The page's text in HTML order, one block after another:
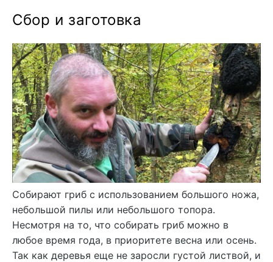
Сбор и заготовка
Собирают гриб с использованием большого ножа,
небольшой пилы или небольшого топора.
Несмотря на то, что собирать гриб можно в
любое время года, в приоритете весна или осень.
Так как деревья еще не заросли густой листвой, и